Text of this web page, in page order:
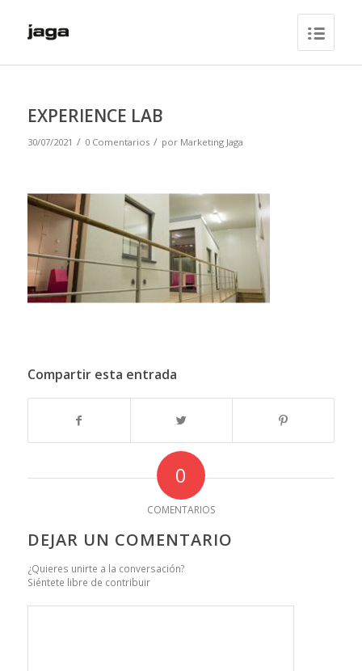
EXPERIENCE LAB
30/07/2021 / 0 Comentarios / por Marketing Jaga
Compartir esta entrada
0
COMENTARIOS
DEJAR UN COMENTARIO
¿Quieres unirte a la conversación?
Siéntete libre de contribuir